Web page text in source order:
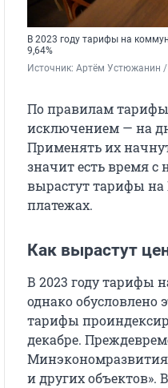
В 2023 году тарифы на
9,64%
Источник: Артём Устюжанин /
По правилам тарифы
исключением — на
Применять их
значит есть время с
вырастут тарифы
платежах.
Как вырастут
В 2023 году тарифы
однако обусловлено
тарифы
декабре.
Минэкономразвития,
и других объектов».